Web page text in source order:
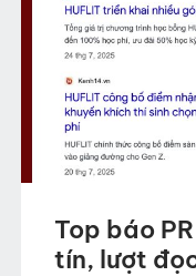
Top báo
tín, lượt